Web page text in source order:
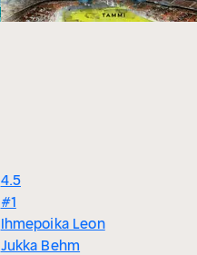
4.5
#1
Ihmepoika Leon
Jukka Behm